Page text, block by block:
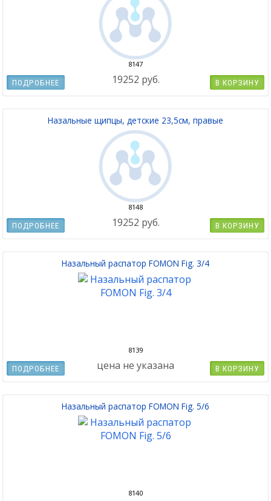
8147
19252 руб. В КОРЗИНУ
ПОДРОБНЕЕ
Назальные щипцы, детские 23,5см, правые
8148
19252 руб. В КОРЗИНУ
ПОДРОБНЕЕ
Назальный распатор FOMON Fig. 3/4
8139
цена не указана В КОРЗИНУ
ПОДРОБНЕЕ
Назальный распатор FOMON Fig. 5/6
8140